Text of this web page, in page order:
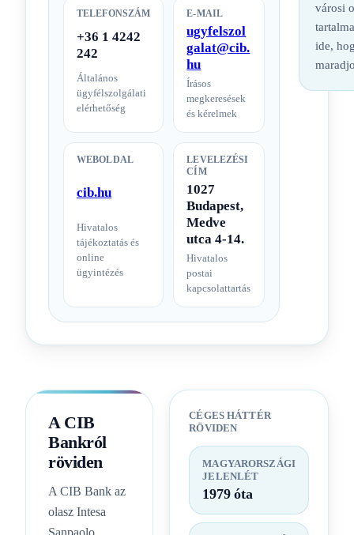
TELEFONSZÁM
+36 1 4242
242
Általános
ügyfélszolgálati
elérhetőség
E-MAIL
ugyfelszol
galat@cib.
hu
Írásos
megkeresések
és kérelmek
WEBOLDAL
cib.hu
Hivatalos
tájékoztatás és
online
ügyintézés
LEVELEZÉSI
CÍM
1027
Budapest,
Medve
utca 4-14.
Hivatalos
postai
kapcsolattartás
városi
ide,
A CIB
Bankról
röviden
A CIB Bank az
olasz Intesa
Sanpaolo
CÉGES HÁTTÉR
RÖVIDEN
MAGYARORSZÁGI
JELENLÉT
1979 óta